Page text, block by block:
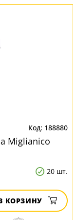
188880
Miglianico
20 шт.
КОРЗИНУ